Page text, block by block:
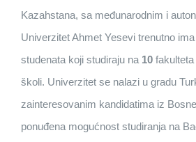
Kazahstana, sa međunarodnim i
Univerzitet Ahmet Yesevi trenutno
studenata koji studiraju na 10
školi. Univerzitet se nalazi u gradu
zainteresovanim kandidatima iz
ponuđena mogućnost studiranja na